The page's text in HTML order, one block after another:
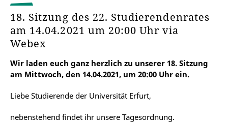
18. Sitzung des 22. Studierendenrates
am 14.04.2021 um 20:00 Uhr via
Webex
Wir laden euch ganz herzlich zu unserer 18. Sitzung
am Mittwoch, den 14.04.2021, um 20:00 Uhr ein.
Liebe Studierende der Universität Erfurt,
nebenstehend findet ihr unsere Tagesordnung.